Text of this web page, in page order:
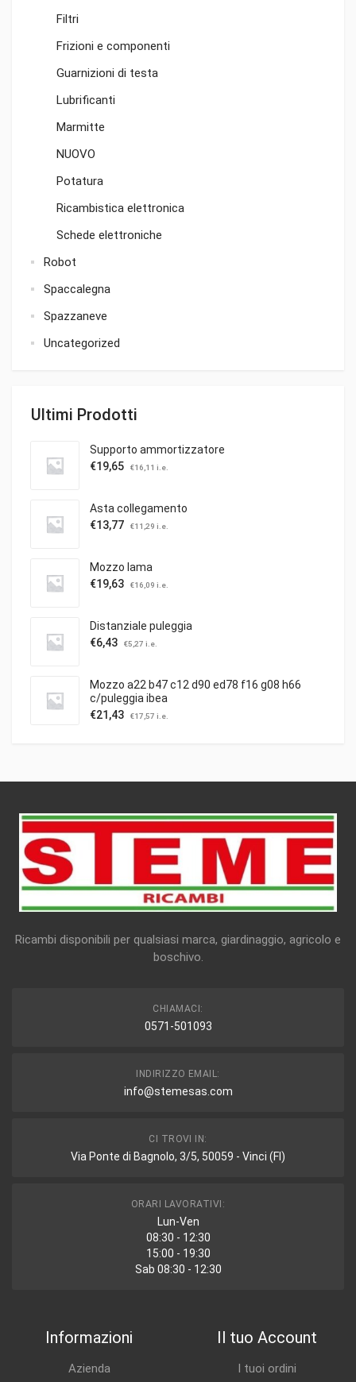
Filtri
Frizioni e componenti
Guarnizioni di testa
Lubrificanti
Marmitte
NUOVO
Potatura
Ricambistica elettronica
Schede elettroniche
Robot
Spaccalegna
Spazzaneve
Uncategorized
Ultimi Prodotti
Supporto ammortizzatore
€19,65 €16,11 i.e.
Asta collegamento
€13,77 €11,29 i.e.
Mozzo lama
€19,63 €16,09 i.e.
Distanziale puleggia
€6,43 €5,27 i.e.
Mozzo a22 b47 c12 d90 ed78 f16 g08 h66
c/puleggia ibea
€21,43 €17,57 i.e.
Ricambi disponibili per qualsiasi marca, giardinaggio, agricolo e
boschivo.
CHIAMACI:
0571-501093
INDIRIZZO EMAIL:
info@stemesas.com
CI TROVI IN:
Via Ponte di Bagnolo, 3/5, 50059 - Vinci (FI)
ORARI LAVORATIVI:
Lun-Ven
08:30 - 12:30
15:00 - 19:30
Sab 08:30 - 12:30
Informazioni
Azienda
Il tuo Account
I tuoi ordini